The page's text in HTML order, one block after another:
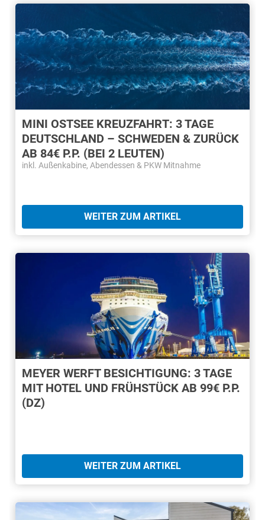
MINI OSTSEE KREUZFAHRT: 3 TAGE
DEUTSCHLAND – SCHWEDEN & ZURÜCK
AB 84€ P.P. (BEI 2 LEUTEN)
inkl. Außenkabine, Abendessen & PKW Mitnahme
WEITER ZUM ARTIKEL
MEYER WERFT BESICHTIGUNG: 3 TAGE
MIT HOTEL UND FRÜHSTÜCK AB 99€ P.P.
(DZ)
WEITER ZUM ARTIKEL